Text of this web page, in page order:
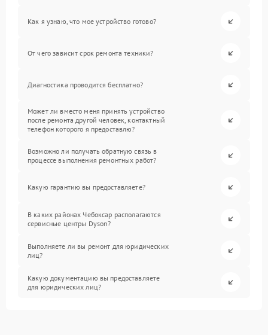
Как я узнаю, что мое устройство готово?
От чего зависит срок ремонта техники?
Диагностика проводится бесплатно?
Может ли вместо меня принять устройство
после ремонта другой человек, контактный
телефон которого я предоставлю?
Возможно ли получать обратную связь в
процессе выполнения ремонтных работ?
Какую гарантию вы предоставляете?
В каких районах Чебоксар располагаются
сервисные центры Dyson?
Выполняете ли вы ремонт для юридических
лиц?
Какую документацию вы предоставляете
для юридических лиц?